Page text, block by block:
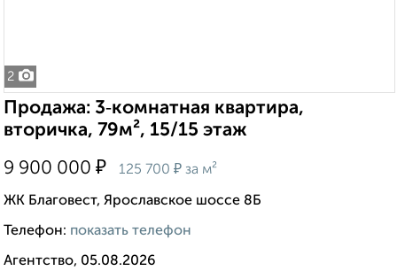
2
Продажа: 3‑комнатная квартира,
вторичка, 79м², 15/15 этаж
9 900 000 ₽ 125 700 ₽ за м²
ЖК Благовест, Ярославское шоссе 8Б
Телефон: показать телефон
Агентство, 05.08.2026